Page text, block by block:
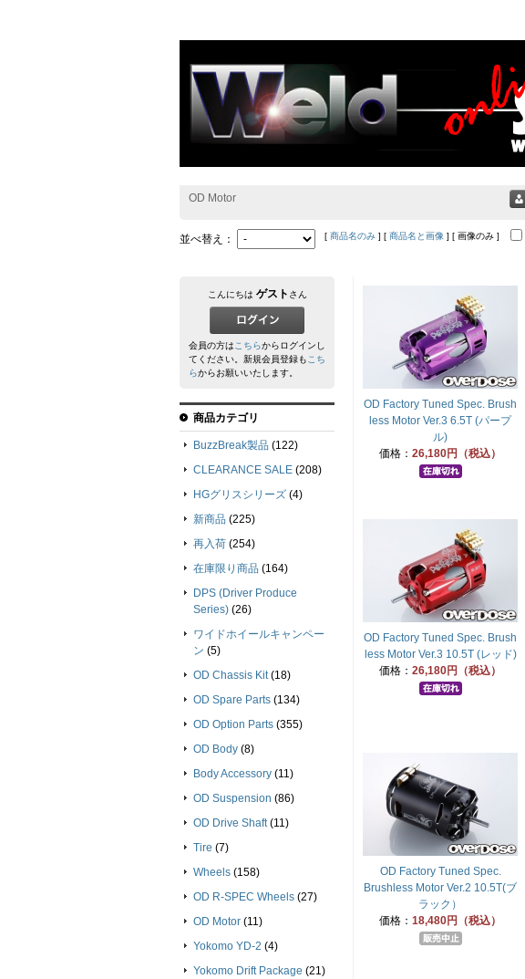
OD Motor
並べ替え： [ 商品名のみ ] [ 商品名と画像 ] [ 画像のみ ]
OD Factory Tuned Spec. Brush
less Motor Ver.3 6.5T (パープ
ル)
価格： 26,180円（税込）
OD Factory Tuned Spec. Brush
less Motor Ver.3 10.5T (レッド)
価格： 26,180円（税込）
OD Factory Tuned Spec.
Brushless Motor Ver.2 10.5T(ブ
ラック）
価格： 18,480円（税込）
こんにちは ゲスト さん
会員の方はこちらからログインし
てください。新規会員登録もこち
らからお願いいたします。
商品カテゴリ
BuzzBreak製品 (122)
CLEARANCE SALE (208)
HGグリスシリーズ (4)
新商品 (225)
再入荷 (254)
在庫限り商品 (164)
DPS (Driver Produce
Series) (26)
ワイドホイールキャンペー
ン (5)
OD Chassis Kit (18)
OD Spare Parts (134)
OD Option Parts (355)
OD Body (8)
Body Accessory (11)
OD Suspension (86)
OD Drive Shaft (11)
Tire (7)
Wheels (158)
OD R-SPEC Wheels (27)
OD Motor (11)
Yokomo YD-2 (4)
Yokomo Drift Package (21)